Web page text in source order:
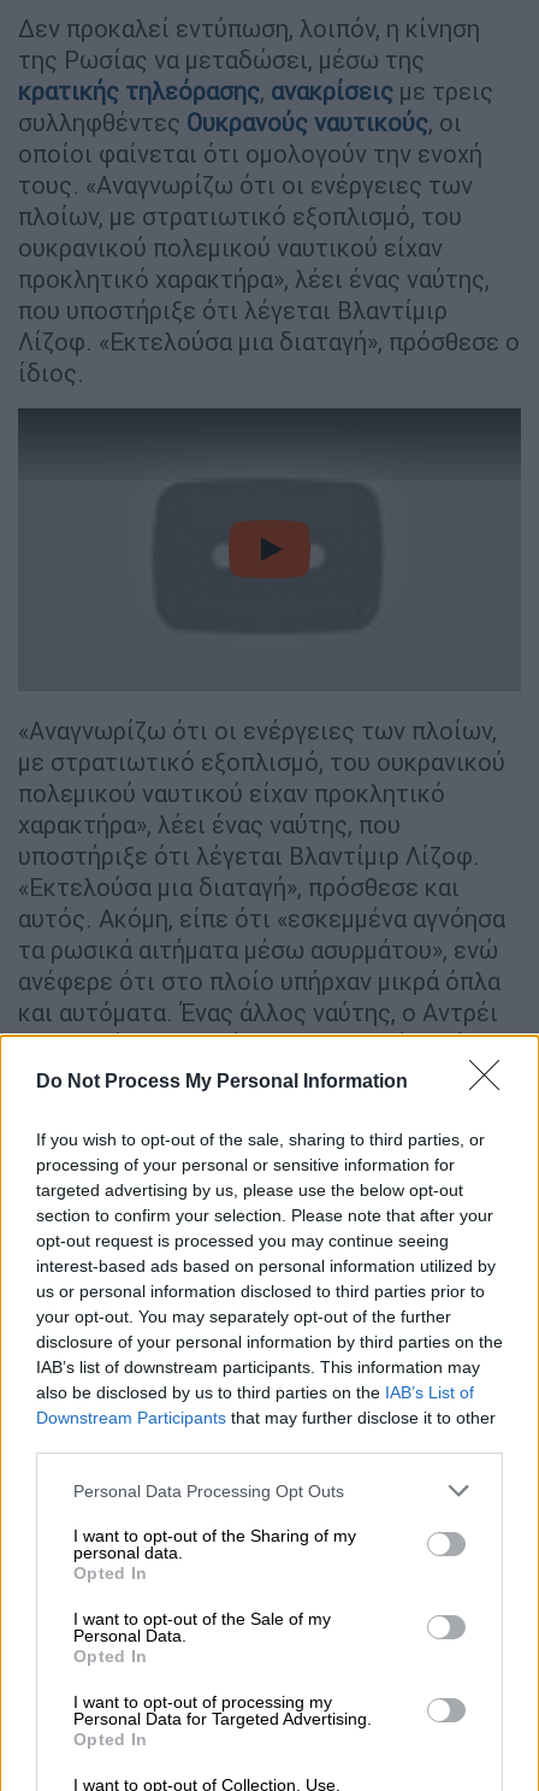
Do Not Process My Personal Information
If you wish to opt-out of the sale, sharing to third parties, or
processing of your personal or sensitive information for
targeted advertising by us, please use the below opt-out
section to confirm your selection. Please note that after your
opt-out request is processed you may continue seeing
interest-based ads based on personal information utilized by
us or personal information disclosed to third parties prior to
your opt-out. You may separately opt-out of the further
disclosure of your personal information by third parties on the
IAB’s list of downstream participants. This information may
also be disclosed by us to third parties on the IAB’s List of
Downstream Participants that may further disclose it to other
Please note that this website/app uses one or more Google
not limited to your visit or usage behaviour. You may click to
grant or deny consent to Google and its third-party tags to
use your data for below specified purposes in below Google
consent section.
Personal Data Processing Opt Outs
I want to opt-out of the Sharing of my
personal data.
Opted In
I want to opt-out of the Sale of my
Personal Data.
Opted In
I want to opt-out of processing my
Personal Data for Targeted Advertising.
Opted In
I want to opt-out of Collection, Use,
Δεν προκαλεί εντύπωση, λοιπόν, η κίνηση
της Ρωσίας να μεταδώσει, μέσω της
κρατικής τηλεόρασης, ανακρίσεις με τρεις
συλληφθέντες Ουκρανούς ναυτικούς, οι
οποίοι φαίνεται ότι ομολογούν την ενοχή
τους. «Αναγνωρίζω ότι οι ενέργειες των
πλοίων, με στρατιωτικό εξοπλισμό, του
ουκρανικού πολεμικού ναυτικού είχαν
προκλητικό χαρακτήρα», λέει ένας ναύτης,
που υποστήριξε ότι λέγεται Βλαντίμιρ
Λίζοφ. «Εκτελούσα μια διαταγή», πρόσθεσε ο
ίδιος.
video
«Αναγνωρίζω ότι οι ενέργειες των πλοίων,
με στρατιωτικό εξοπλισμό, του ουκρανικού
πολεμικού ναυτικού είχαν προκλητικό
χαρακτήρα», λέει ένας ναύτης, που
υποστήριξε ότι λέγεται Βλαντίμιρ Λίζοφ.
«Εκτελούσα μια διαταγή», πρόσθεσε και
αυτός. Ακόμη, είπε ότι «εσκεμμένα αγνόησα
τα ρωσικά αιτήματα μέσω ασυρμάτου», ενώ
ανέφερε ότι στο πλοίο υπήρχαν μικρά όπλα
και αυτόματα. Ένας άλλος ναύτης, ο Αντρέι
Ντρας, είπε στην κάμερα -και, κατά συνέπεια,
σε όλη τη ρωσική επικράτεια- ότι ήταν στην
πλεύσει από την Οδησσό στη Μαριούπολη.
«Η συνοριακή υπηρεσία της Ρωσίας
μάς προειδοποίησε ότι παραβιάζαμε τη
ρωσική νομοθεσία. Επανειλημμένα μας
ζήτησαν να φύγουμε από τα χωρικά ύδατα
της Ρωσίας», είπε, σύμφωνα με το BBC. Ο
Σεργκέι Τσιμπίζοφ, επίσης, είπε ότι ήταν
πάνω στην ίδια κανονιοφόρο.
Οι καταθέσεις τους προκάλεσαν αίσθηση,
αλλά τόσο ο Guardian, όσο και το BBC
επισημαίνουν ότι οι «ομολογίες» των
ό,τι κι αν συνεπάγεται αυτό.